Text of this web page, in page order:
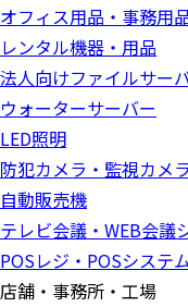
オフィス用品・事務用
レンタル機器・用品
法人向けファイルサー
ウォーターサーバー
LED照明
防犯カメラ・監視カメラ
自動販売機
テレビ会議・WEB会議
POSレジ・POSシステ
店舗・事務所・工場